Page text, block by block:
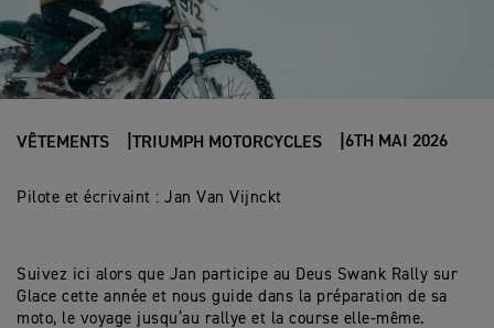
VÊTEMENTS TRIUMPH MOTORCYCLES 6TH MAI 2026
Pilote et écrivaint : Jan Van Vijnckt
Suivez ici alors que Jan participe au Deus Swank Rally sur
Glace cette année et nous guide dans la préparation de sa
moto, le voyage jusqu’au rallye et la course elle-même.